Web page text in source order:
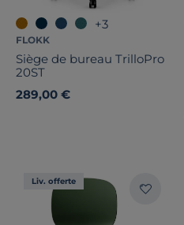
+3
FLOKK
Siège de bureau TrilloPro
20ST
289,00 €
Liv. offerte